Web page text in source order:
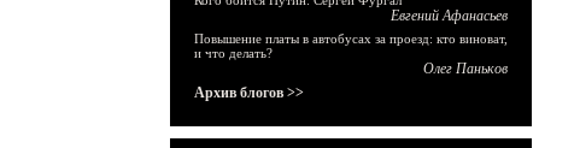
Евгений Афанасьев
Повышение платы в автобусах за проезд: кто виноват,
и что делать?
Олег Паньков
Архив блогов >>